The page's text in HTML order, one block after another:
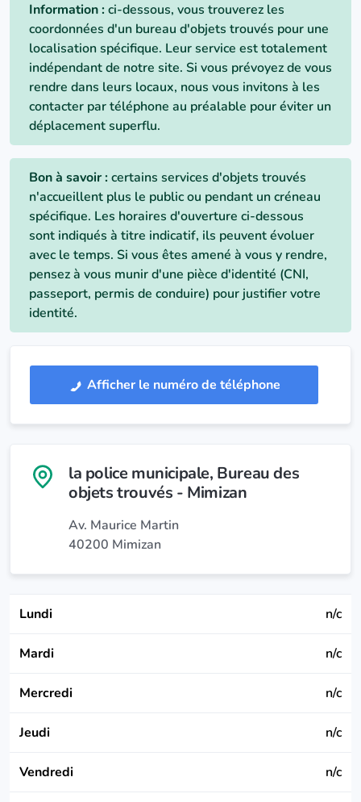
Information :ci-dessous, vous trouverez les
coordonnées d'un bureau d'objets trouvés pour une
localisation spécifique. Leur service est totalement
indépendant de notre site. Si vous prévoyez de vous
rendre dans leurs locaux, nous vous invitons à les
contacter par téléphone au préalable pour éviter un
déplacement superflu.
Bon à savoir :certains services d'objets trouvés
n'accueillent plus le public ou pendant un créneau
spécifique. Les horaires d'ouverture ci-dessous
sont indiqués à titre indicatif, ils peuvent évoluer
avec le temps. Si vous êtes amené à vous y rendre,
pensez à vous munir d'une pièce d'identité (CNI,
passeport, permis de conduire) pour justifier votre
identité.
Afficher le numéro de téléphone
la police municipale, Bureau des
objets trouvés - Mimizan
Av. Maurice Martin
40200 Mimizan
Lundi n/c
Mardi n/c
Mercredi n/c
Jeudi n/c
Vendredi n/c